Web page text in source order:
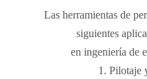
Las herramientas de
siguientes
en ingeniería de
1. Pilotaje